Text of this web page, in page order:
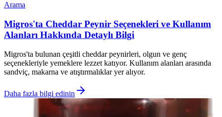
Arama
Migros'ta Cheddar Peynir Seçenekleri ve Kullanım
Alanları Hakkında Detaylı Bilgi
Migros'ta bulunan çeşitli cheddar peynirleri, olgun ve genç
seçenekleriyle yemeklere lezzet katıyor. Kullanım alanları arasında
sandviç, makarna ve atıştırmalıklar yer alıyor.
Daha fazla bilgi edinin